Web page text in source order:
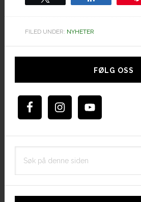
FILED UNDER: NYHETER
Hoved
FØLG OSS